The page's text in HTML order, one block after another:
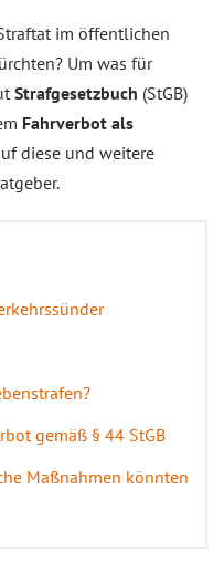
im öffentlichen
Um was für
Strafgesetzbuch (StGB)
Fahrverbot als
diese und weitere
gemäß § 44 StGB
Maßnahmen könnten